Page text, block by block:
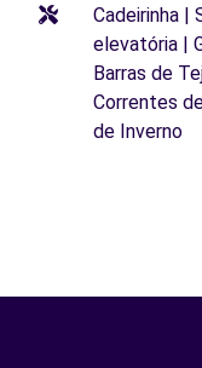
Cadeirinha |
elevatória |
Barras de
Correntes
de Inverno